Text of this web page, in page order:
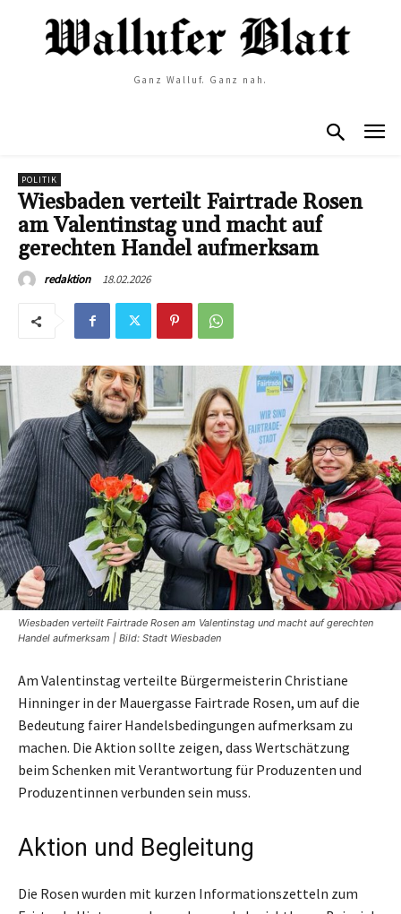
Ganz Walluf. Ganz nah.
POLITIK
Wiesbaden verteilt Fairtrade Rosen
am Valentinstag und macht auf
gerechten Handel aufmerksam
redaktion 18.02.2026
Wiesbaden verteilt Fairtrade Rosen am Valentinstag und macht auf gerechten
Handel aufmerksam | Bild: Stadt Wiesbaden
Am Valentinstag verteilte Bürgermeisterin Christiane
Hinninger in der Mauergasse Fairtrade Rosen, um auf die
Bedeutung fairer Handelsbedingungen aufmerksam zu
machen. Die Aktion sollte zeigen, dass Wertschätzung
beim Schenken mit Verantwortung für Produzenten und
Produzentinnen verbunden sein muss.
Aktion und Begleitung
Die Rosen wurden mit kurzen Informationszetteln zum